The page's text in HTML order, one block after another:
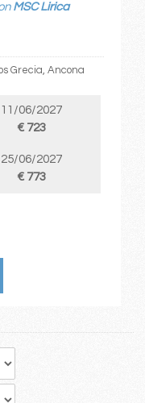
MSC Lirica
Grecia, Ancona
11/06/2027
€ 723
25/06/2027
€ 773